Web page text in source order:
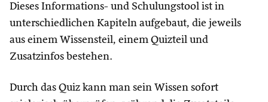
Dieses Informations- und Schulungstool ist in
unterschiedlichen Kapiteln aufgebaut, die jeweils
aus einem Wissensteil, einem Quizteil und
Zusatzinfos bestehen.
Durch das Quiz kann man sein Wissen sofort